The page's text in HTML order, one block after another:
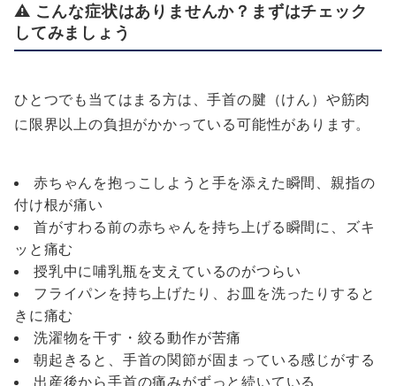
⚠️ こんな症状はありませんか？まずはチェック
してみましょう
ひとつでも当てはまる方は、手首の腱（けん）や筋肉
に限界以上の負担がかかっている可能性があります。
赤ちゃんを抱っこしようと手を添えた瞬間、親指の
付け根が痛い
首がすわる前の赤ちゃんを持ち上げる瞬間に、ズキ
ッと痛む
授乳中に哺乳瓶を支えているのがつらい
フライパンを持ち上げたり、お皿を洗ったりすると
きに痛む
洗濯物を干す・絞る動作が苦痛
朝起きると、手首の関節が固まっている感じがする
出産後から手首の痛みがずっと続いている